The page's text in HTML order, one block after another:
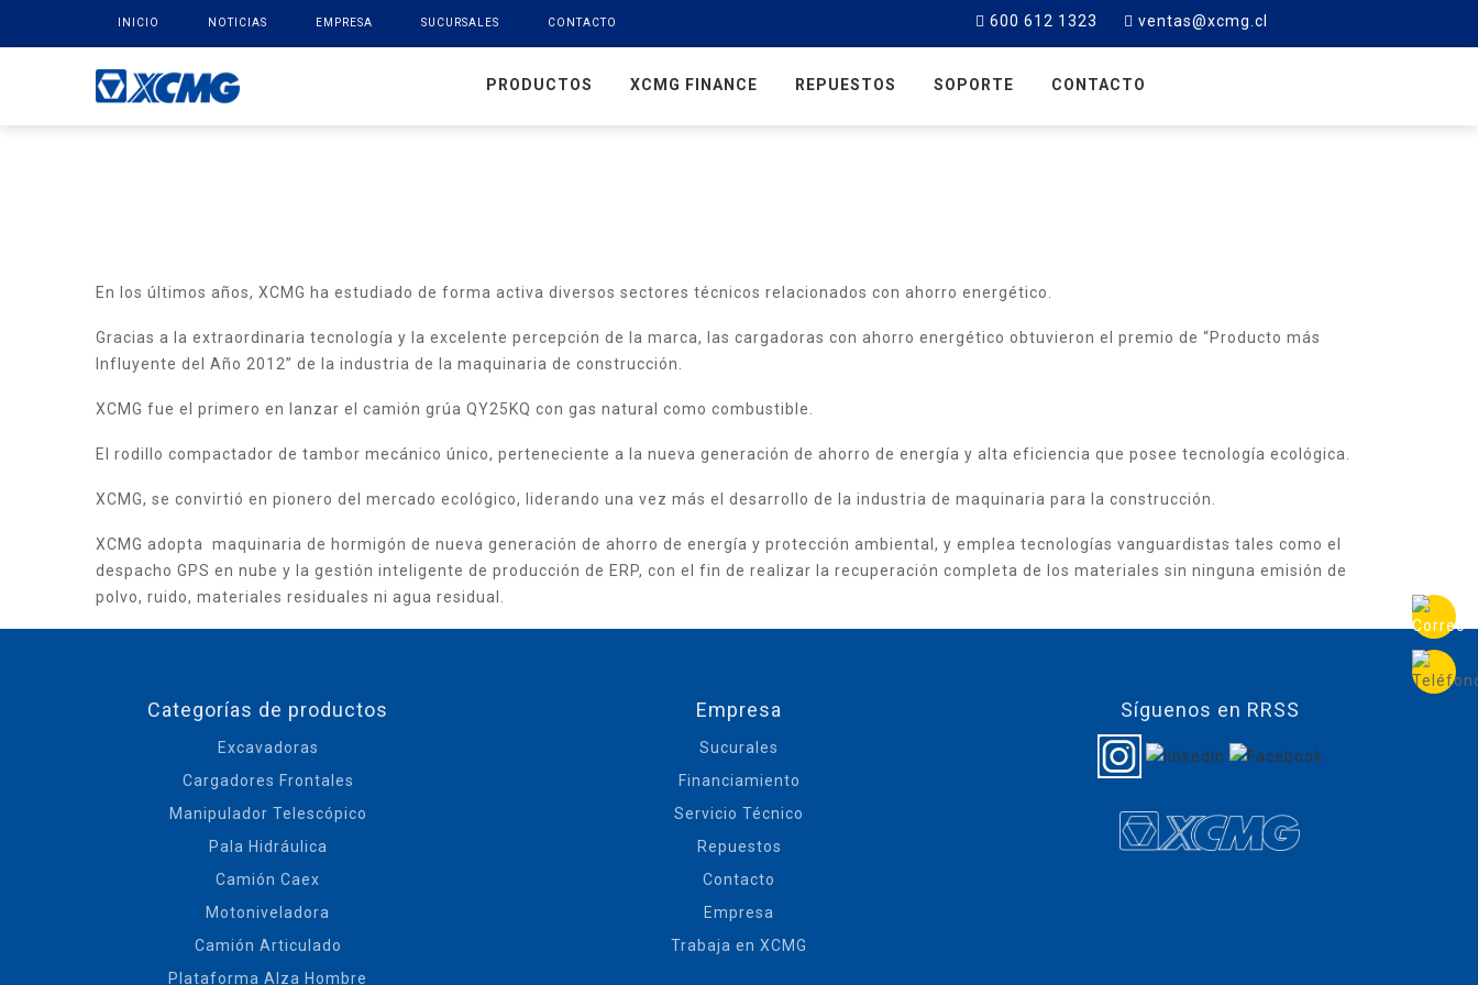
INICIO NOTICIAS EMPRESA SUCURSALES CONTACTO 600 612 1323 ventas@xcmg.cl
PRODUCTOS XCMG FINANCE REPUESTOS SOPORTE CONTACTO
En los últimos años, XCMG ha estudiado de forma activa diversos sectores técnicos relacionados con ahorro energético.
Gracias a la extraordinaria tecnología y la excelente percepción de la marca, las cargadoras con ahorro energético obtuvieron el premio de “Producto más
Influyente del Año 2012” de la industria de la maquinaria de construcción.
XCMG fue el primero en lanzar el camión grúa QY25KQ con gas natural como combustible.
El rodillo compactador de tambor mecánico único, perteneciente a la nueva generación de ahorro de energía y alta eficiencia que posee tecnología ecológica.
XCMG, se convirtió en pionero del mercado ecológico, liderando una vez más el desarrollo de la industria de maquinaria para la construcción.
XCMG adopta maquinaria de hormigón de nueva generación de ahorro de energía y protección ambiental, y emplea tecnologías vanguardistas tales como el
despacho GPS en nube y la gestión inteligente de producción de ERP, con el fin de realizar la recuperación completa de los materiales sin ninguna emisión de
polvo, ruido, materiales residuales ni agua residual.
Categorías de productos
Excavadoras
Cargadores Frontales
Manipulador Telescópico
Pala Hidráulica
Camión Caex
Motoniveladora
Camión Articulado
Plataforma Alza Hombre
Empresa
Sucurales
Financiamiento
Servicio Técnico
Repuestos
Contacto
Empresa
Trabaja en XCMG
Síguenos en RRSS